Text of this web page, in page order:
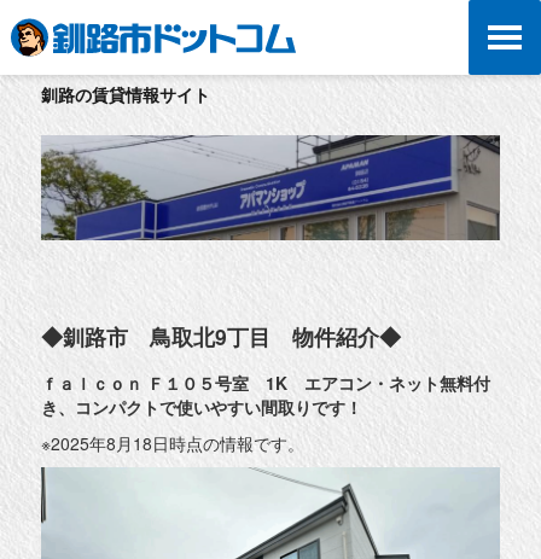
釧路の賃貸情報サイト
◆釧路市 鳥取北9丁目 物件紹介◆
ｆａｌｃｏｎ Ｆ１０５号室 1K エアコン・ネット無料付
き、コンパクトで使いやすい間取りです！
※2025年8月18日時点の情報です。